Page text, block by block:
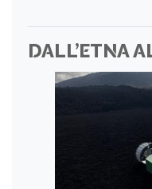
DALL’ETNA